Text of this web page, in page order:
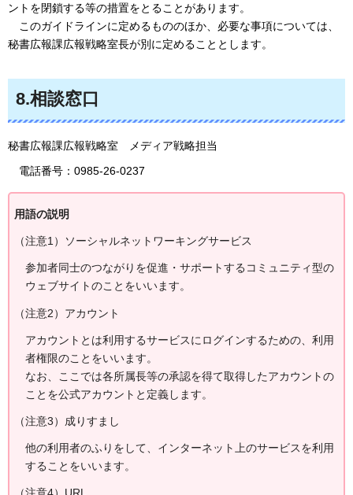
ントを閉鎖する等の措置をとることがあります。
このガイドラインに定めるもののほか、必要な事項については、
秘書広報課広報戦略室長が別に定めることとします。
8.相談窓口
秘書広報課広報戦略室 メディア戦略担当
電話番号：0985-26-0237
用語の説明
（注意1）ソーシャルネットワーキングサービス
参加者同士のつながりを促進・サポートするコミュニティ型の
ウェブサイトのことをいいます。
（注意2）アカウント
アカウントとは利用するサービスにログインするための、利用
者権限のことをいいます。
なお、ここでは各所属長等の承認を得て取得したアカウントの
ことを公式アカウントと定義します。
（注意3）成りすまし
他の利用者のふりをして、インターネット上のサービスを利用
することをいいます。